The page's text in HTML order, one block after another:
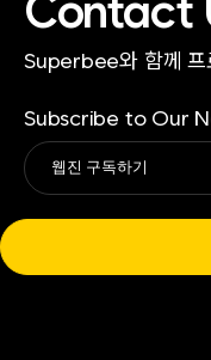
Superbee와 함께 프
Subscribe to Our
Alternative: